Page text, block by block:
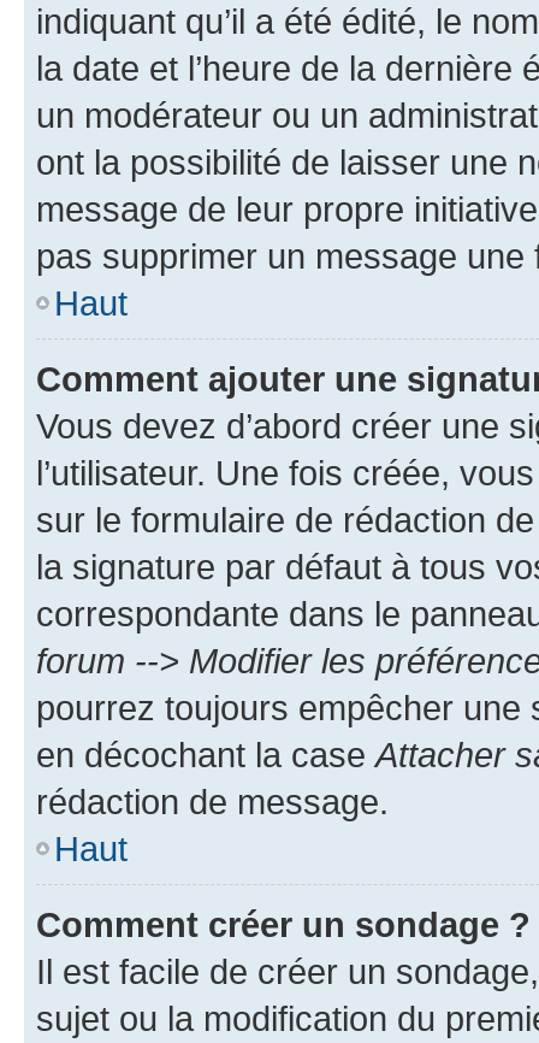
indiquant qu’il a été édité, le
la date et l’heure de la dernière
un modérateur ou un
ont la possibilité de laisser une
message de leur propre
pas supprimer un message une
Haut
Comment ajouter une
Vous devez d’abord créer une
l’utilisateur. Une fois créée,
sur le formulaire de rédaction
la signature par défaut à tous
correspondante dans le
forum --> Modifier les
pourrez toujours empêcher une
en décochant la caseAttacher
rédaction de message.
Haut
Comment créer un sondage ?
Il est facile de créer un
sujet ou la modification du